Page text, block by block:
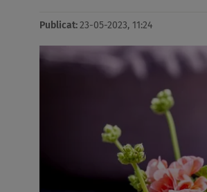
Publicat:23-05-2023, 11:24